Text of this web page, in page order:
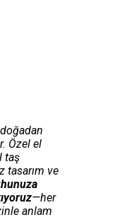
Özel el
taş
tasarım ve
—her
anlam